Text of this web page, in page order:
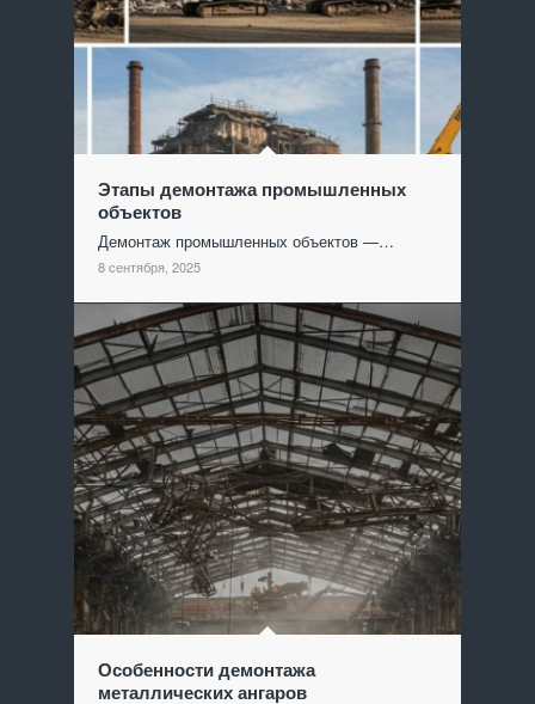
Этапы демонтажа промышленных
объектов
Демонтаж промышленных объектов —…
8 сентября, 2025
Особенности демонтажа
металлических ангаров